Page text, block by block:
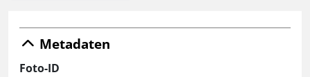
Metadaten
Foto-ID